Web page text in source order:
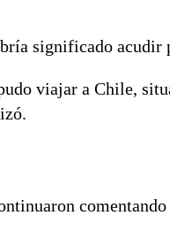
significado acudir
viajar a Chile,